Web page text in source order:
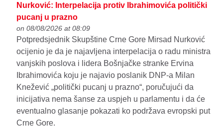
Nurković: Interpelacija protiv Ibrahimovića politički
pucanj u prazno
on 08/08/2026 at 08:09
Potpredsjednik Skupštine Crne Gore Mirsad Nurković
ocijenio je da je najavljena interpelacija o radu ministra
vanjskih poslova i lidera Bošnjačke stranke Ervina
Ibrahimovića koju je najavio poslanik DNP-a Milan
Knežević „politički pucanj u prazno“, poručujući da
inicijativa nema šanse za uspjeh u parlamentu i da će
eventualno glasanje pokazati ko podržava evropski put
Crne Gore.